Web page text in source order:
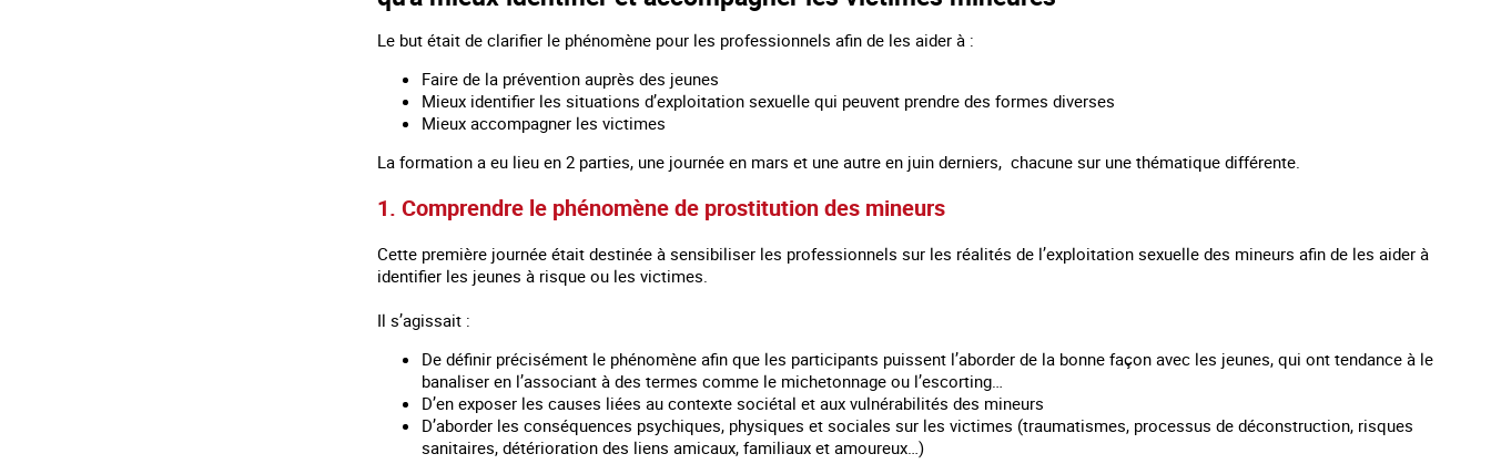
Le but était de clarifier le phénomène pour les professionnels afin de les aider à :
Faire de la prévention auprès des jeunes
Mieux identifier les situations d’exploitation sexuelle qui peuvent prendre des formes diverses
Mieux accompagner les victimes
La formation a eu lieu en 2 parties, une journée en mars et une autre en juin derniers, chacune sur une thématique différente.
1. Comprendre le phénomène de prostitution des mineurs
Cette première journée était destinée à sensibiliser les professionnels sur les réalités de l’exploitation sexuelle des mineurs afin de les aider à
identifier les jeunes à risque ou les victimes.
Il s’agissait :
De définir précisément le phénomène afin que les participants puissent l’aborder de la bonne façon avec les jeunes, qui ont tendance à le
banaliser en l’associant à des termes comme le michetonnage ou l’escorting…
D’en exposer les causes liées au contexte sociétal et aux vulnérabilités des mineurs
D’aborder les conséquences psychiques, physiques et sociales sur les victimes (traumatismes, processus de déconstruction, risques
sanitaires, détérioration des liens amicaux, familiaux et amoureux…)